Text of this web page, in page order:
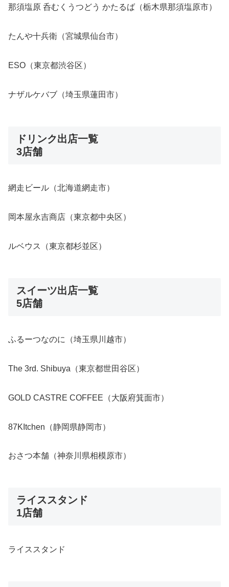
那須塩原 呑むくうつどう かたるば（栃木県那須塩原市）
たんや十兵衛（宮城県仙台市）
ESO（東京都渋谷区）
ナザルケバブ（埼玉県蓮田市）
ドリンク出店一覧
3店舗
網走ビール（北海道網走市）
岡本屋永吉商店（東京都中央区）
ルベウス（東京都杉並区）
スイーツ出店一覧
5店舗
ふるーつなのに（埼玉県川越市）
The 3rd. Shibuya（東京都世田谷区）
GOLD CASTRE COFFEE（大阪府箕面市）
87KItchen（静岡県静岡市）
おさつ本舗（神奈川県相模原市）
ライススタンド
1店舗
ライススタンド